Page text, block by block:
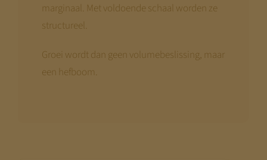
marginaal. Met voldoende schaal worden ze
structureel.
Groei wordt dan geen volumebeslissing, maar
een hefboom.